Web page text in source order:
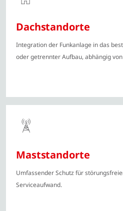
Dachstandorte
Integration der Funkanlage in das
oder getrennter Aufbau, abhängig
Maststandorte
Umfassender Schutz für
Serviceaufwand.